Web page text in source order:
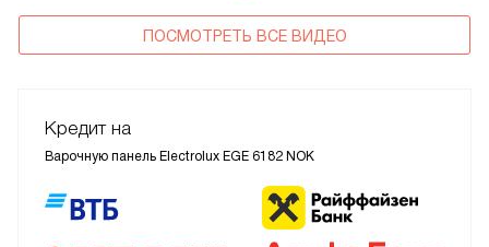
ПОСМОТРЕТЬ ВСЕ ВИДЕО
Кредит на
Варочную панель Electrolux EGE 6182 NOK